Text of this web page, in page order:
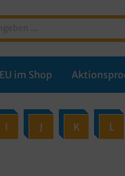
im Shop
I J K L